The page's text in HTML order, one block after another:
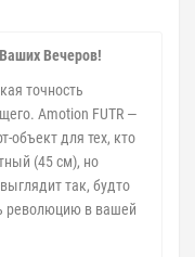
Вечеров!
точность
Amotion FUTR —
объект для тех, кто
(45 см), но
так, будто
революцию в вашей